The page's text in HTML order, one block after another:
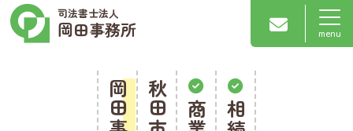
司法書士法人
岡田事務所